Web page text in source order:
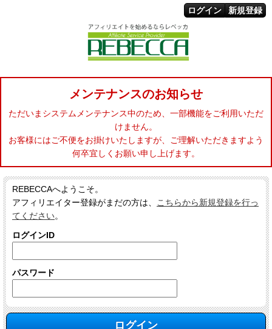
新規登録
ログイン
メンテナンスのお知らせ
ただいまシステムメンテナンス中のため、一部機能をご利用いただ
けません。
お客様にはご不便をお掛けいたしますが、ご理解いただきますよう
何卒宜しくお願い申し上げます。
REBECCAへようこそ。
アフィリエイター登録がまだの方は、
こちらから新規登録を行っ
てください。
ログインID
パスワード